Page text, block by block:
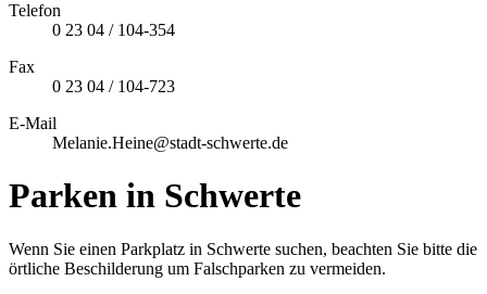
Telefon
0 23 04 / 104-354
Fax
0 23 04 / 104-723
E-Mail
Melanie.Heine@stadt-schwerte.de
Parken in Schwerte
Wenn Sie einen Parkplatz in Schwerte suchen, beachten Sie bitte die
örtliche Beschilderung um Falschparken zu vermeiden.